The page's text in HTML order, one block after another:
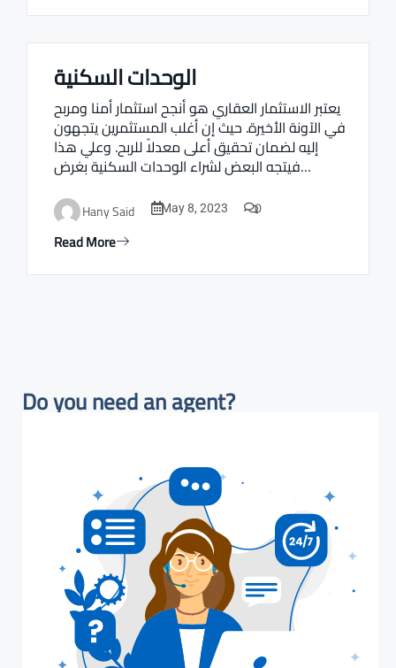
Real estate Estate ville
الوحدات السكنية
يعتبر الاستثمار العقاري هو أنجح استثمار أمنا ومربح
في الآونة الأخيرة. حيث إن أغلب المستثمرين يتجهون
إليه لضمان تحقيق أعلى معدلاً للربح. وعلي هذا
فيتجه البعض لشراء الوحدات السكنية بغرض…
Hany Said May 8, 2023 0
Read More
Do you need an agent?​